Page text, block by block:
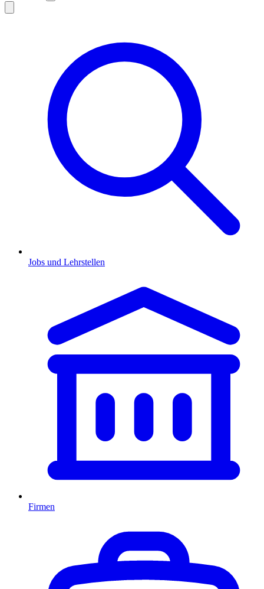
Jobs und Lehrstellen
Firmen